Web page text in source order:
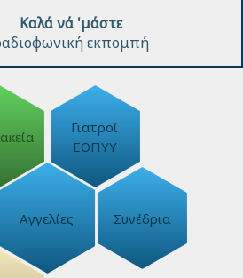
Καλά νά 'μάστε
εκπομπή
Γιατροί
ΕΟΠΥΥ
Αγγελίες Συνέδρια